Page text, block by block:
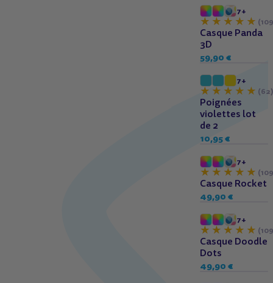
7+
Casque Panda
3D
59,90 €
7+
(62)
Poignées
violettes lot
de 2
10,95 €
7+
Casque Rocket
49,90 €
7+
Casque Doodle
Dots
49,90 €